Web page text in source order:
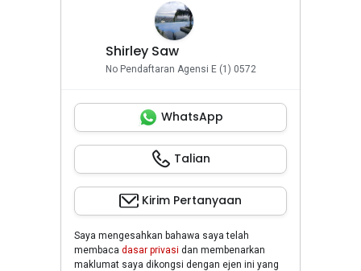
Shirley Saw
No Pendaftaran Agensi E (1) 0572
WhatsApp
Talian
Kirim Pertanyaan
Saya mengesahkan bahawa saya telah
membaca dasar privasi dan membenarkan
maklumat saya dikongsi dengan ejen ini yang